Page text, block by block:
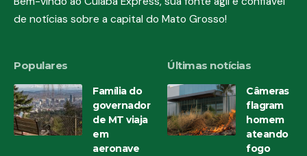
de notícias sobre a capital do Mato Grosso!
Populares
Família do
governador
de MT viaja
em
aeronave
Últimas notícias
Câmeras
flagram
homem
ateando
fogo